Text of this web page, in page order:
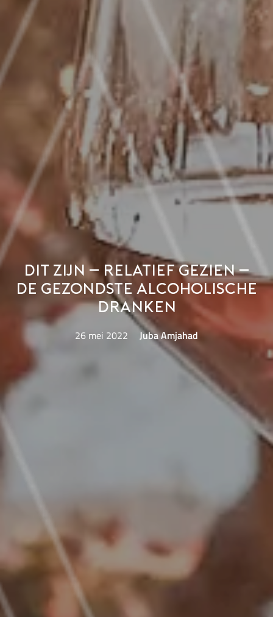
Dit zijn – relatief gezien –
de gezondste alcoholische
dranken
26 mei 2022 Juba Amjahad